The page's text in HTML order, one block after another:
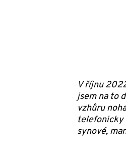
V říjnu
jsem na to
vzhůru
telefonicky
synové,